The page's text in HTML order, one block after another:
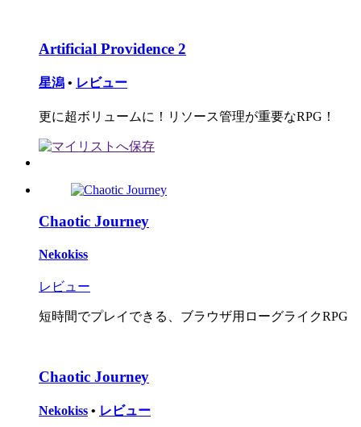
Artificial Providence 2
星潟 • レビュー
更に超ボリュームに！リソース管理が重要なRPG！
Chaotic Journey
Nekokiss
レビュー
短時間でプレイできる、ブラウザ用ローグライクRPG
Chaotic Journey
Nekokiss • レビュー